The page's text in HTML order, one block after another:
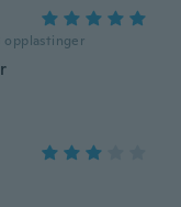
opplastinger